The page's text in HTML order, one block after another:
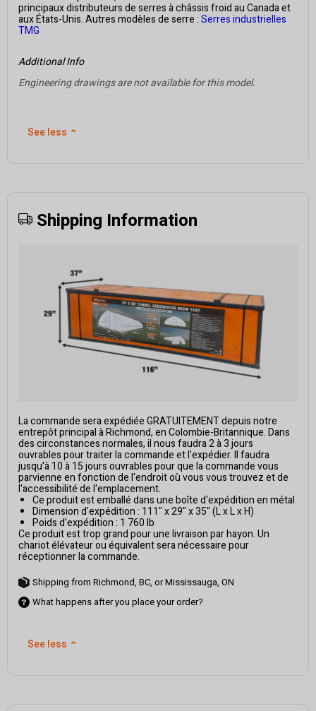
principaux distributeurs de serres à châssis froid au Canada et
aux États-Unis. Autres modèles de serre :Serres industrielles
TMG
Additional Info
Engineering drawings are not available for this model.
See less ⌃
Shipping Information
La commande sera expédiée GRATUITEMENT depuis notre
entrepôt principal à Richmond, en Colombie-Britannique. Dans
des circonstances normales, il nous faudra 2 à 3 jours
ouvrables pour traiter la commande et l'expédier. Il faudra
jusqu'à 10 à 15 jours ouvrables pour que la commande vous
parvienne en fonction de l'endroit où vous vous trouvez et de
l'accessibilité de l'emplacement.
Ce produit est emballé dans une boîte d'expédition en métal
Dimension d'expédition : 111" x 29" x 35" (L x L x H)
Poids d'expédition : 1 760 lb
Ce produit est trop grand pour une livraison par hayon. Un
chariot élévateur ou équivalent sera nécessaire pour
réceptionner la commande.
Shipping from Richmond, BC, or Mississauga, ON
What happens after you place your order?
See less ⌃